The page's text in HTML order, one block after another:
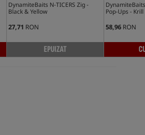
DynamiteBaits N-TICERS Zig -
Black & Yellow
27,71 RON
EPUIZAT
Pop-Ups -
58,96RON